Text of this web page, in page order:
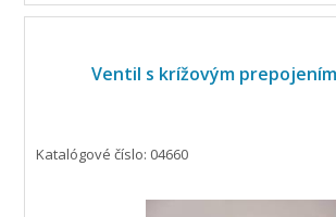
Ventil s krížovým
Katalógové číslo: 04660